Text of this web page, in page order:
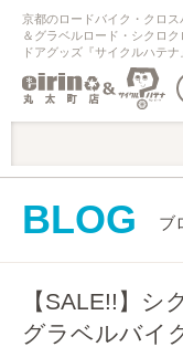
京都のロードバイク・クロス
＆グラベルロード・シクロ
ドアグッズ『サイクルハテナ
BLOG ブ
【SALE!!】シ
グラベルバイ